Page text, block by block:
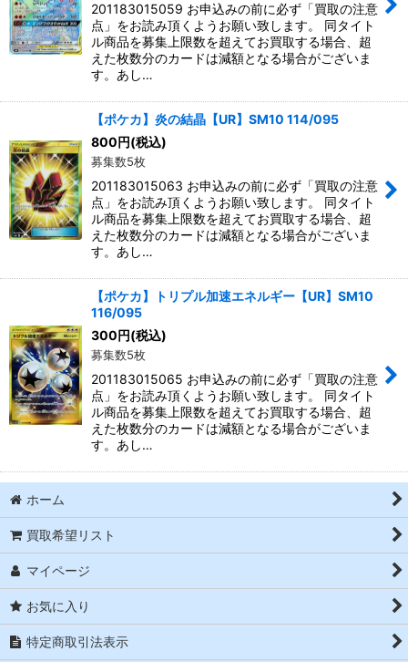
201183015059 お申込みの前に必ず「買取の注意
点」をお読み頂くようお願い致します。 同タイト
ル商品を募集上限数を超えてお買取する場合、超
えた枚数分のカードは減額となる場合がございま
す。あし…
【ポケカ】炎の結晶【UR】SM10 114/095
800円(税込)
募集数5枚
201183015063 お申込みの前に必ず「買取の注意
点」をお読み頂くようお願い致します。 同タイト
ル商品を募集上限数を超えてお買取する場合、超
えた枚数分のカードは減額となる場合がございま
す。あし…
【ポケカ】トリプル加速エネルギー【UR】SM10
116/095
300円(税込)
募集数5枚
201183015065 お申込みの前に必ず「買取の注意
点」をお読み頂くようお願い致します。 同タイト
ル商品を募集上限数を超えてお買取する場合、超
えた枚数分のカードは減額となる場合がございま
す。あし…
ホーム
買取希望リスト
マイページ
お気に入り
特定商取引法表示